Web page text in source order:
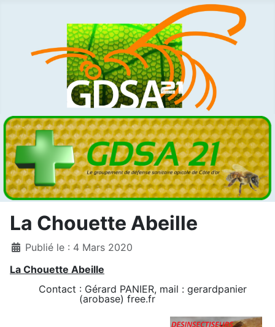
La Chouette Abeille
DétailsPublié le : 4 Mars 2020
La Chouette Abeille
Contact : Gérard PANIER, mail : gerardpanier
(arobase) free.fr